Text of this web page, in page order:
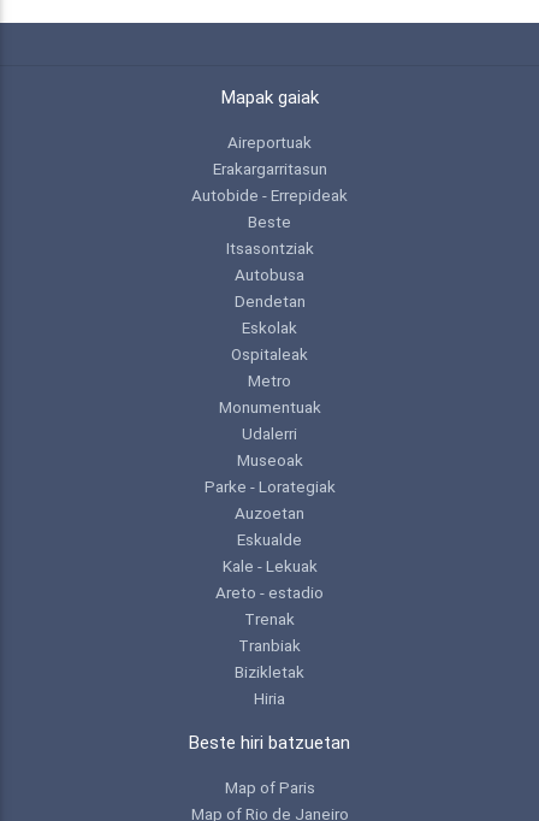
Mapak gaiak
Aireportuak
Erakargarritasun
Autobide - Errepideak
Beste
Itsasontziak
Autobusa
Dendetan
Eskolak
Ospitaleak
Metro
Monumentuak
Udalerri
Museoak
Parke - Lorategiak
Auzoetan
Eskualde
Kale - Lekuak
Areto - estadio
Trenak
Tranbiak
Bizikletak
Hiria
Beste hiri batzuetan
Map of Paris
Map of Rio de Janeiro